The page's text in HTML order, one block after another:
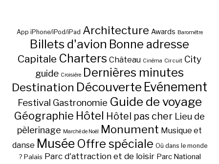
App iPhone/iPod/iPad Architecture Awards Baromètre
Billets d'avion Bonne adresse
Capitale Charters Château Cinéma Circuit City
guide Croisière Dernières minutes
Destination Découverte Evénement
Festival Gastronomie Guide de voyage
Géographie Hôtel Hôtel pas cher Lieu de
pèlerinage Marché de Noël Monument Musique et
danse Musée Offre spéciale Où dans le monde
? Palais Parc d'attraction et de loisir Parc National